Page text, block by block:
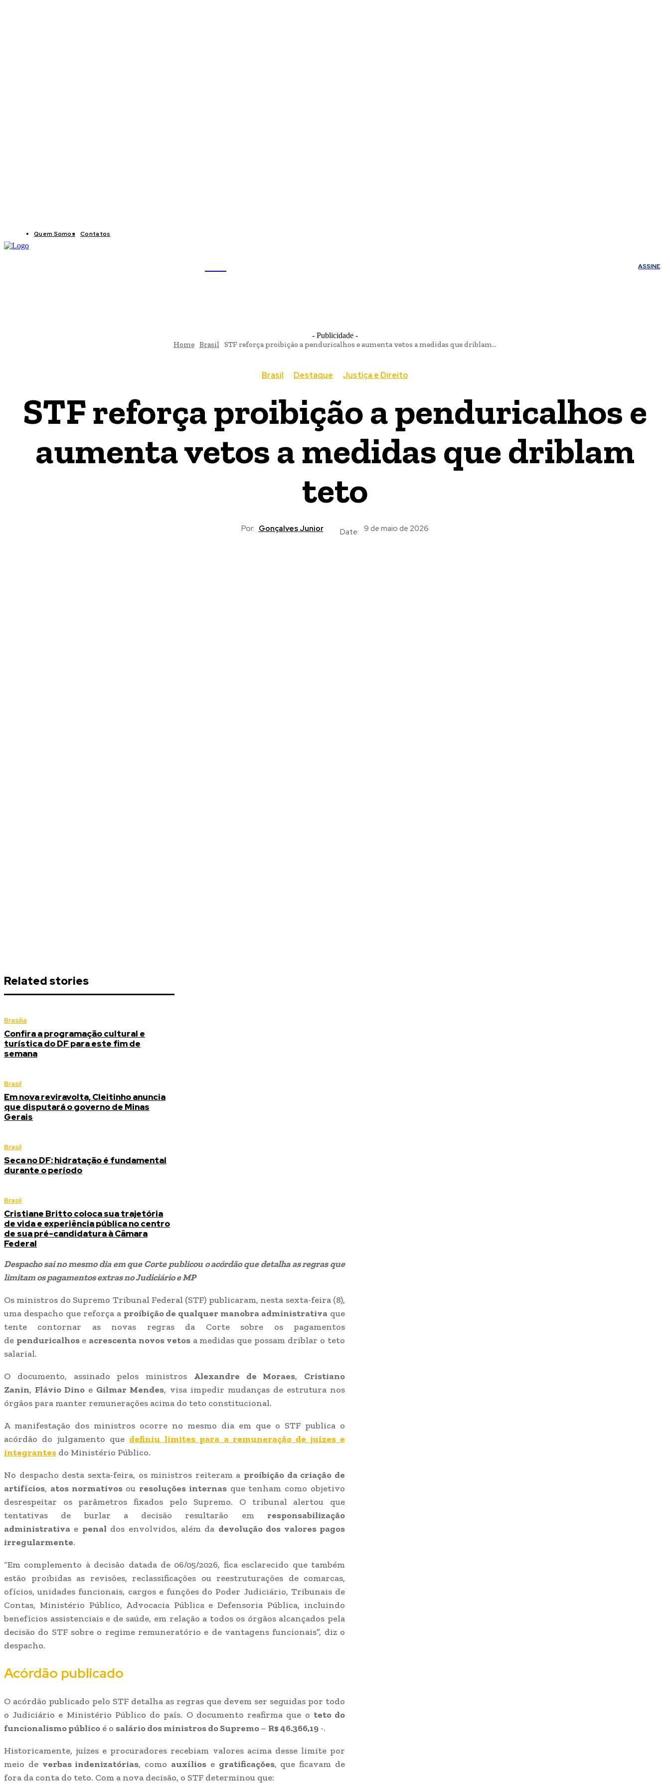
Quem Somos Contatos
ASSINE
- Publicidade -
Home Brasil STF reforça proibição a penduricalhos e aumenta vetos a medidas que driblam...
Brasil Destaque Justiça e Direito
STF reforça proibição a penduricalhos e
aumenta vetos a medidas que driblam
teto
Por: Gonçalves Junior Date: 9 de maio de 2026
Related stories
Brasília
Confira a programação cultural e
turística do DF para este fim de
semana
Brasil
Em nova reviravolta, Cleitinho anuncia
que disputará o governo de Minas
Gerais
Brasil
Seca no DF: hidratação é fundamental
durante o período
Brasil
Cristiane Britto coloca sua trajetória
de vida e experiência pública no centro
de sua pré-candidatura à Câmara
Federal
Despacho sai no mesmo dia em que Corte publicou o acórdão que detalha as regras que
limitam os pagamentos extras no Judiciário e MP
Os ministros do Supremo Tribunal Federal (STF) publicaram, nesta sexta-feira (8),
uma despacho que reforça a proibição de qualquer manobra administrativa que
tente contornar as novas regras da Corte sobre os pagamentos
de penduricalhos e acrescenta novos vetosa medidas que possam driblar o teto
salarial.
O documento, assinado pelos ministros Alexandre de Moraes, Cristiano
Zanin, Flávio Dino e Gilmar Mendes, visa impedir mudanças de estrutura nos
órgãos para manter remunerações acima do teto constitucional.
A manifestação dos ministros ocorre no mesmo dia em que o STF publica o
acórdão do julgamento que definiu limites para a remuneração de juízes e
integrantes do Ministério Público.
No despacho desta sexta-feira, os ministros reiteram a proibição da criação de
artifícios, atos normativosou resoluções internasque tenham como objetivo
desrespeitar os parâmetros fixados pelo Supremo. O tribunal alertou que
tentativas de burlar a decisão resultarão em responsabilização
administrativa e penal dos envolvidos, além da devolução dos valores pagos
irregularmente.
“Em complemento à decisão datada de 06/05/2026, fica esclarecido que também
estão proibidas as revisões, reclassificações ou reestruturações de comarcas,
ofícios, unidades funcionais, cargos e funções do Poder Judiciário, Tribunais de
Contas, Ministério Público, Advocacia Pública e Defensoria Pública, incluindo
benefícios assistenciais e de saúde, em relação a todos os órgãos alcançados pela
decisão do STF sobre o regime remuneratório e de vantagens funcionais”, diz o
despacho.
Acórdão publicado
O acórdão publicado pelo STF detalha as regras que devem ser seguidas por todo
o Judiciário e Ministério Público do país. O documento reafirma que o teto do
funcionalismo público é o salário dos ministros do Supremo– R$ 46.366,19 -.
Historicamente, juízes e procuradores recebiam valores acima desse limite por
meio de verbas indenizatórias, como auxílios e gratificações, que ficavam de
fora da conta do teto. Com a nova decisão, o STF determinou que: